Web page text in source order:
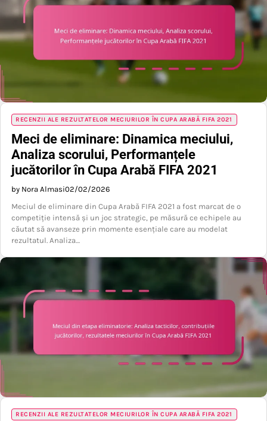
RECENZII ALE REZULTATELOR MECIURILOR ÎN CUPA ARABĂ FIFA 2021
Meci de eliminare: Dinamica meciului,
Analiza scorului, Performanțele
jucătorilor în Cupa Arabă FIFA 2021
by Nora Almasi02/02/2026
Meciul de eliminare din Cupa Arabă FIFA 2021 a fost marcat de o
competiție intensă și un joc strategic, pe măsură ce echipele au
căutat să avanseze prin momente esențiale care au modelat
rezultatul. Analiza…
RECENZII ALE REZULTATELOR MECIURILOR ÎN CUPA ARABĂ FIFA 2021